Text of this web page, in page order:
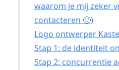
waarom je mij zeker
contacteren 🙂)
Logo ontwerper
Stap 1: de identiteit
Stap 2: concurrentie